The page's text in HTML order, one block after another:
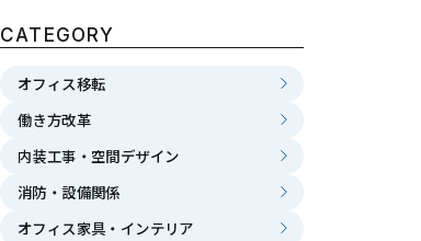
CATEGORY
オフィス移転
働き方改革
内装工事・空間デザイン
消防・設備関係
オフィス家具・インテリア